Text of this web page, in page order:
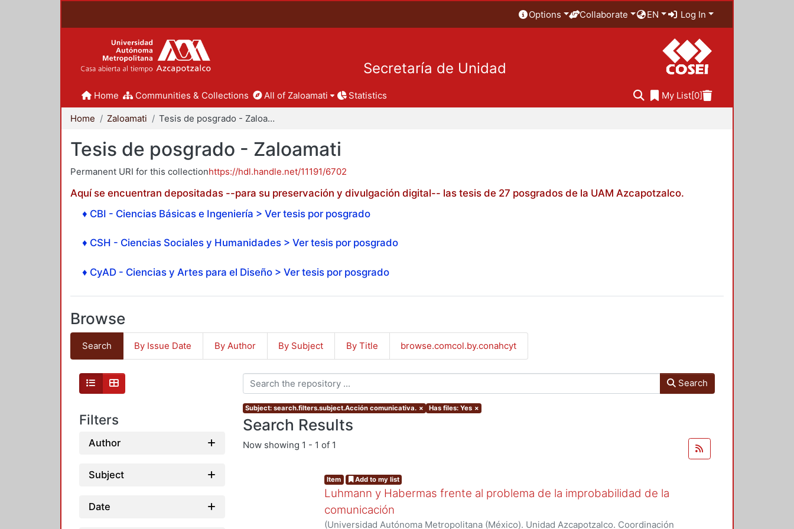
Options Collaborate EN Log In
Secretaría de Unidad
Home Communities & Collections All of Zaloamati Statistics My List[0]
Home Zaloamati Tesis de posgrado - Zaloamati
Tesis de posgrado - Zaloamati
Permanent URI for this collectionhttps://hdl.handle.net/11191/6702
Aquí se encuentran depositadas --para su preservación y divulgación digital-- las tesis de 27 posgrados de la UAM Azcapotzalco.
♦ CBI - Ciencias Básicas e Ingeniería > Ver tesis por posgrado
♦ CSH - Ciencias Sociales y Humanidades > Ver tesis por posgrado
♦ CyAD - Ciencias y Artes para el Diseño > Ver tesis por posgrado
Browse
Search By Issue Date By Author By Subject By Title browse.comcol.by.conahcyt
Filters
Author
Subject
Date
Search
Subject: search.filters.subject.Acción comunicativa. × Has files: Yes ×
Search Results
Now showing 1 - 1 of 1
Item Add to my list
Luhmann y Habermas frente al problema de la improbabilidad de la
comunicación
(Universidad Autónoma Metropolitana (México). Unidad Azcapotzalco. Coordinación